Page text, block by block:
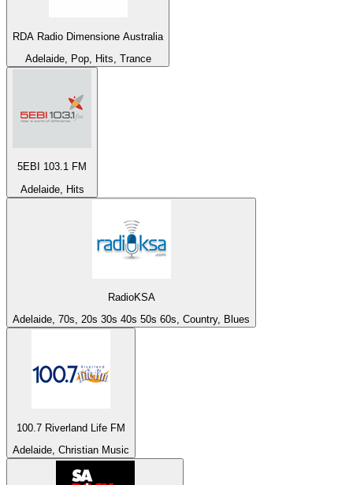
RDA Radio Dimensione Australia
Adelaide, Pop, Hits, Trance
5EBI 103.1 FM
Adelaide, Hits
RadioKSA
Adelaide, 70s, 20s 30s 40s 50s 60s, Country, Blues
100.7 Riverland Life FM
Adelaide, Christian Music